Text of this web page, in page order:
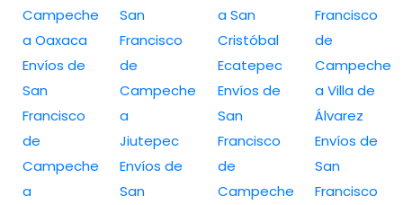
Campeche
a Oaxaca
Envíos de
San
Francisco
de
Campeche
a
San
Francisco
de
Campeche
a
Jiutepec
Envíos de
San
a San
Cristóbal
Ecatepec
Envíos de
San
Francisco
de
Campeche
Francisco
de
Campeche
a Villa de
Álvarez
Envíos de
San
Francisco